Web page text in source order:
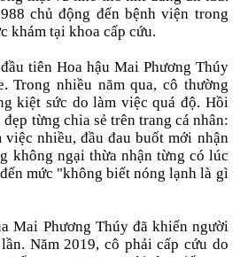
chủ động đến bệnh viện trong
khám tại khoa cấp cứu.
tiên Hoa hậu Mai Phương Thúy
Trong nhiều năm qua, cô thường
kiệt sức do làm việc quá độ. Hồi
từng chia sẻ trên trang cá nhân:
nhiều, đầu đau buốt mới nhận
không ngại thừa nhận từng có lúc
mức "không biết nóng lạnh là gì
Mai Phương Thúy đã khiến người
Năm 2019, cô phải cấp cứu do